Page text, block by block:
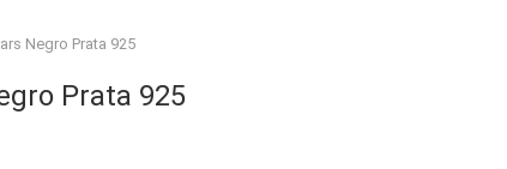
Negro Prata 925
Prata 925